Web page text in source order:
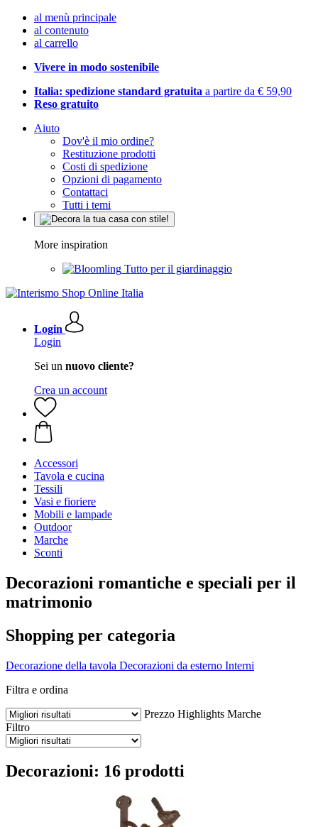
al menù principale
al contenuto
al carrello
Vivere in modo sostenibile
Italia: spedizione standard gratuita a partire da € 59,90
Reso gratuito
Aiuto
Dov'è il mio ordine?
Restituzione prodotti
Costi di spedizione
Opzioni di pagamento
Contattaci
Tutti i temi
More inspiration
Tutto per il giardinaggio
Login
Login
Sei un nuovo cliente?
Crea un account
Accessori
Tavola e cucina
Tessili
Vasi e fioriere
Mobili e lampade
Outdoor
Marche
Sconti
Decorazioni romantiche e speciali per il
matrimonio
Shopping per categoria
Decorazione della tavola Decorazioni da esterno Interni
Filtra e ordina
Prezzo Highlights Marche
Filtro
Decorazioni: 16 prodotti